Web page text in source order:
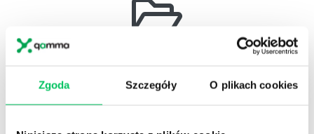
Zgoda Szczegóły O plikach cookies